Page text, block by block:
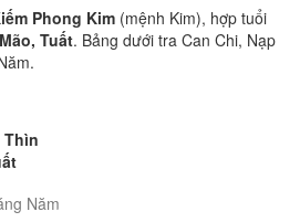
Phong Kim (mệnh Kim), hợp tuổi
Mão, Tuất. Bảng dưới tra Can Chi, Nạp
Thìn
Năm